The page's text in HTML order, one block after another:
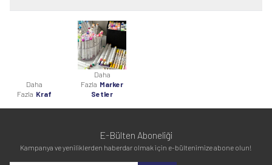
Daha
Fazla Kraf
Daha
Fazla Marker
Setler
E-Bülten Aboneliği
Kampanya ve yeniliklerden haberdar olmak için e-bültenimize abone olun!